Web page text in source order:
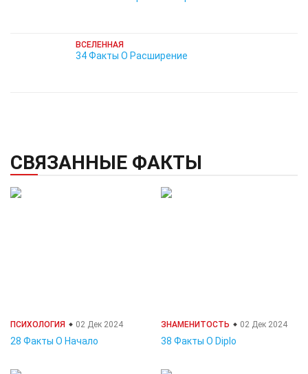
ВСЕЛЕННАЯ
34 Факты О Расширение
СВЯЗАННЫЕ ФАКТЫ
ПСИХОЛОГИЯ 02 Дек 2024
28 Факты О Начало
ЗНАМЕНИТОСТЬ 02 Дек 2024
38 Факты О Diplo